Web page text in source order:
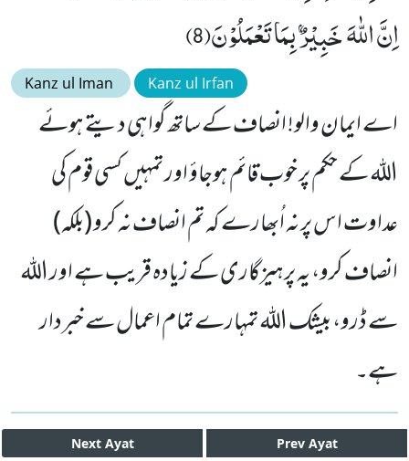
اِنَّ اللّٰهَ خَبِیْرٌۢ بِمَا تَعْمَلُوْنَ(8)
Kanz ul Iman Kanz ul Irfan
اے ایمان والو! انصاف کے ساتھ گواہی دیتے ہوئے
اللہ کے حکم پر خوب قائم ہوجاؤ اور تمہیں کسی قوم کی
عداوت اس پر نہ اُبھارے کہ تم انصاف نہ کرو (بلکہ)
انصاف کرو، یہ پرہیزگاری کے زیادہ قریب ہے اور اللہ
سے ڈرو، بیشک اللہ تمہارے تمام اعمال سے خبردار
ہے۔
Next Ayat Prev Ayat